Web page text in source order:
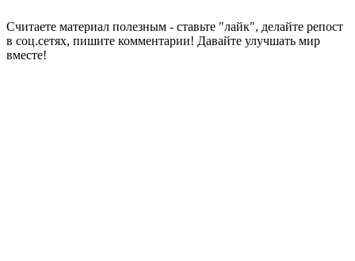
Считаете материал полезным - ставьте "лайк", делайте репост
в соц.сетях, пишите комментарии! Давайте улучшать мир
вместе!